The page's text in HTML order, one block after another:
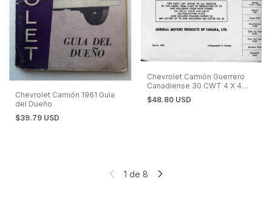
Chevrolet Camión 1961 Guía
del Dueño
$39.79 USD
Chevrolet Camión Guerrero
Canadiense 30 CWT 4 X 4
Manual de Despiece
$48.80 USD
1 de 8